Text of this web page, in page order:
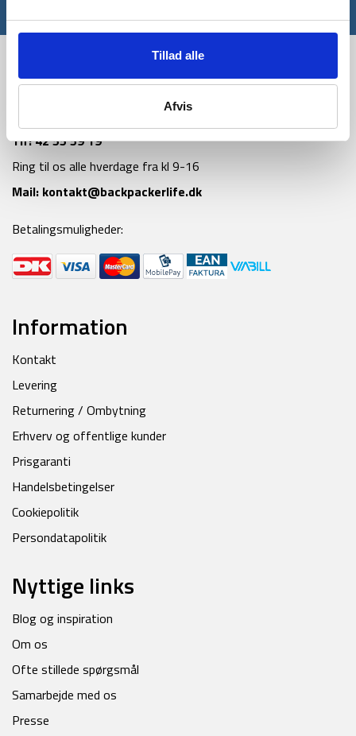
Tillad alle
Afvis
Tlf:42 55 59 19
Ring til os alle hverdage fra kl 9-16
Mail: kontakt@backpackerlife.dk
Betalingsmuligheder:
Information
Kontakt
Levering
Returnering / Ombytning
Erhverv og offentlige kunder
Prisgaranti
Handelsbetingelser
Cookiepolitik
Persondatapolitik
Nyttige links
Blog og inspiration
Om os
Ofte stillede spørgsmål
Samarbejde med os
Presse